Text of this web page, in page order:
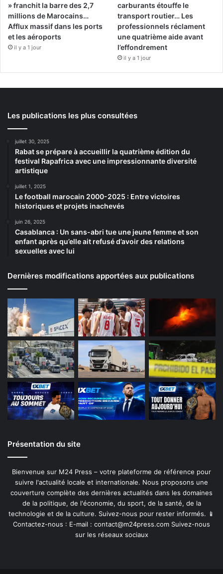
» franchit la barre des 2,7
millions de Marocains…
Afflux massif dans les ports
et les aéroports
il y a 1 jour
carburants étouffe le
transport routier… Les
professionnels réclament
une quatrième aide avant
l’effondrement
il y a 1 jour
Les publications les plus consultées
juillet 30, 2025
Rabat se prépare à accueillir la quatrième édition du
festival Rapafrica avec une impressionnante diversité
artistique
juillet 1, 2025
Le football marocain 2000-2025 : Entre victoires
historiques et projets inachevés
juin 26, 2025
Casablanca : Un sans-abri tue une jeune femme et son
enfant après qu’elle ait refusé d’avoir des relations
sexuelles avec lui
Dernières modifications apportées aux publications
Présentation du site
Bienvenue sur M24 Press – votre plateforme de référence pour
suivre l'actualité locale et internationale. Nous proposons une
couverture complète des dernières actualités dans les domaines
de la politique, de l'économie, du sport, de la santé, de la
technologie et de la culture. Suivez-nous pour rester informés. 📱
Contactez-nous : E-mail : contact@m24press.com Suivez-nous
sur les réseaux sociaux